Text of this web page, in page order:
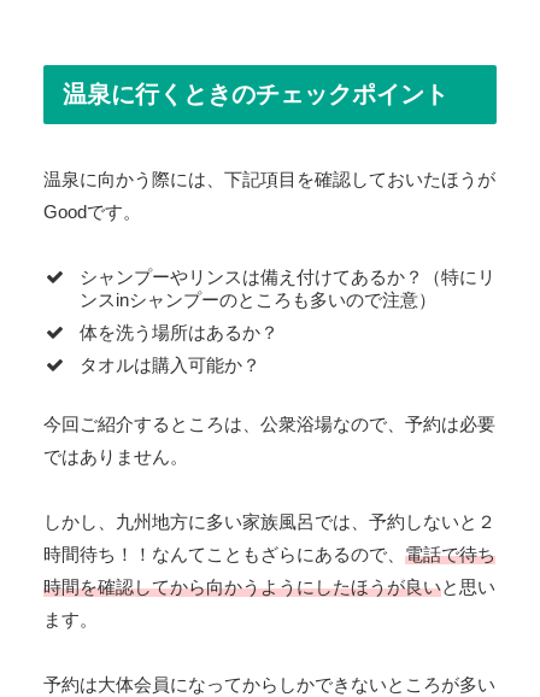
温泉に行くときのチェックポイント
温泉に向かう際には、下記項目を確認しておいたほうが
Goodです。
シャンプーやリンスは備え付けてあるか？（特にリ
ンスinシャンプーのところも多いので注意）
体を洗う場所はあるか？
タオルは購入可能か？
今回ご紹介するところは、公衆浴場なので、予約は必要
ではありません。
しかし、九州地方に多い家族風呂では、予約しないと２
時間待ち！！なんてこともざらにあるので、 電話で待ち
時間を確認してから向かうようにしたほうが良いと思い
ます。
予約は大体会員になってからしかできないところが多い